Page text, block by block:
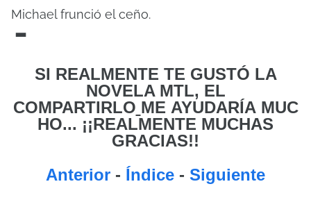
Michael frunció el ceño.
-
SI REALMENTE TE GUSTÓ LA
NOVELA MTL, EL
COMPARTIRLO ME AYUDARÍA MUC
HO... ¡¡REALMENTE MUCHAS
GRACIAS!!
Anterior - Índice - Siguiente